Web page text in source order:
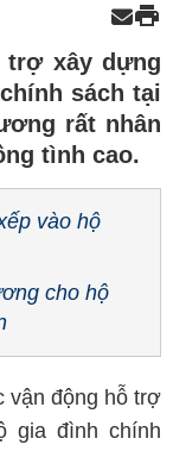
trợ xây dựng
sách tại
rất nhân
tình cao.
vào hộ
cho hộ
vận động hỗ trợ
gia đình chính